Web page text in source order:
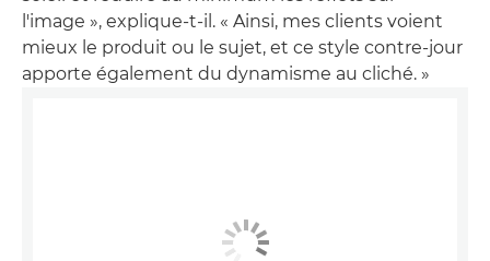
l'image », explique-t-il. « Ainsi, mes clients voient
mieux le produit ou le sujet, et ce style contre-jour
apporte également du dynamisme au cliché. »